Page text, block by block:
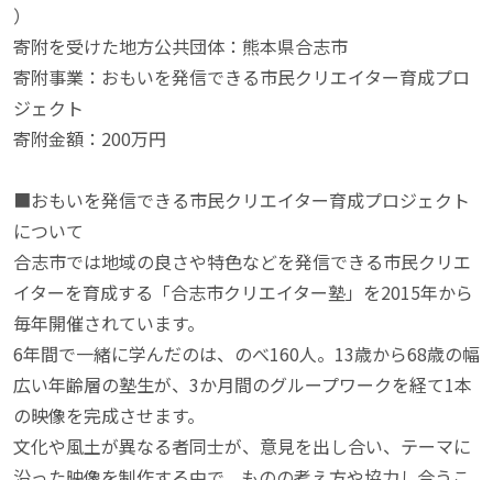
）
寄附を受けた地方公共団体：熊本県合志市
寄附事業：おもいを発信できる市民クリエイター育成プロ
ジェクト
寄附金額：200万円
■おもいを発信できる市民クリエイター育成プロジェクト
について
合志市では地域の良さや特色などを発信できる市民クリエ
イターを育成する「合志市クリエイター塾」を2015年から
毎年開催されています。
6年間で一緒に学んだのは、のべ160人。13歳から68歳の幅
広い年齢層の塾生が、3か月間のグループワークを経て1本
の映像を完成させます。
文化や風土が異なる者同士が、意見を出し合い、テーマに